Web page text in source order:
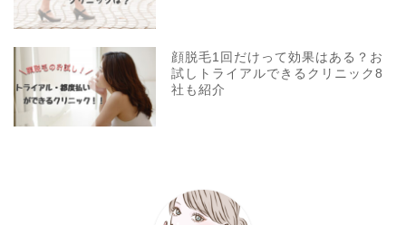
顔脱毛1回だけって効果はある？お
試しトライアルできるクリニック8
社も紹介